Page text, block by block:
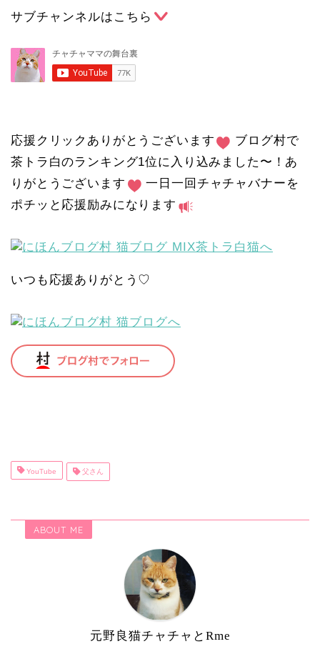
サブチャンネルはこちら
応援クリックありがとうございます
ブログ村で
茶トラ白のランキング1位に入り込みました〜！あ
りがとうございます
一日一回チャチャバナーを
ポチッと応援励みになります
いつも応援ありがとう♡
YouTube 父さん
ABOUT ME
元野良猫チャチャとRme